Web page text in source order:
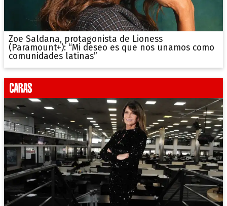
Zoe Saldana, protagonista de Lioness
(Paramount+): “Mi deseo es que nos unamos como
comunidades latinas”